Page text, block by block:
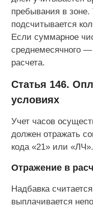
пребывания в зоне.
подсчитывается
Если суммарное
среднемесячного
расчета.
Статья 146.
условиях
Учет часов
должен отражать
кода «21» или «ЛЧ».
Отражение в
Надбавка
выплачивается